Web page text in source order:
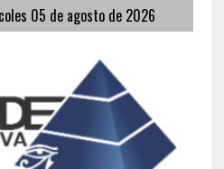
05 de agosto de 2026